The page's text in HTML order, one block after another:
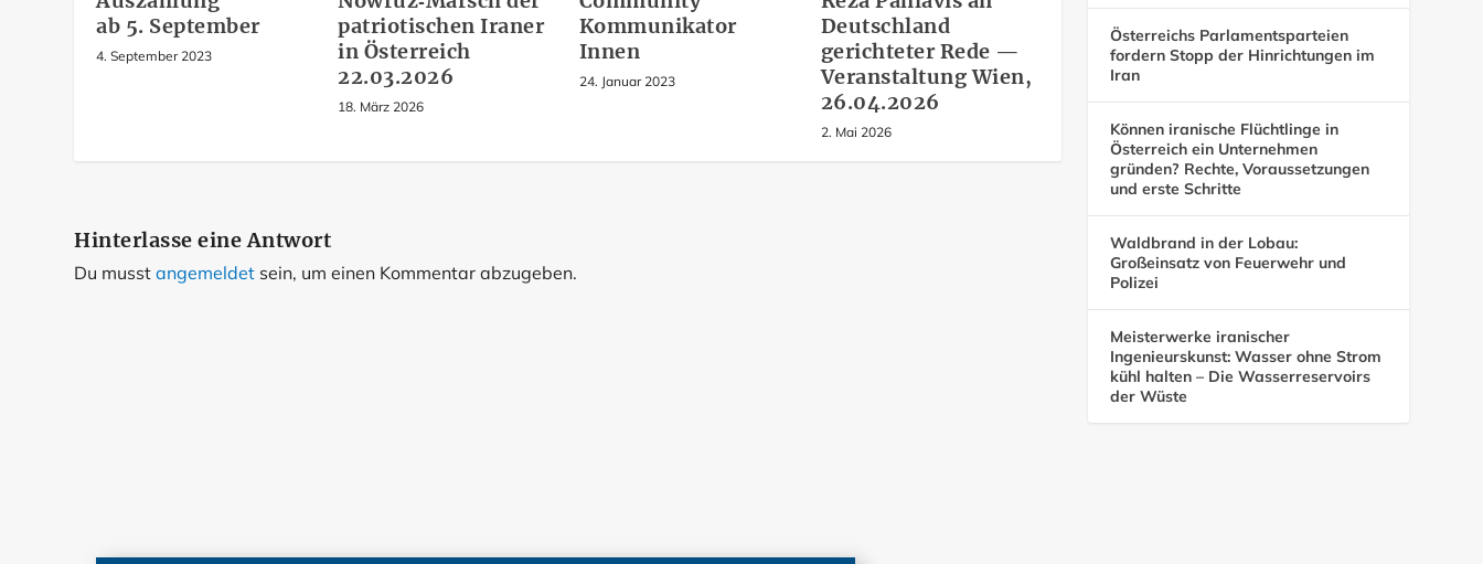
ab 5. September
4. September 2023
patriotischen Iraner
in Österreich
22.03.2026
18. März 2026
Kommunikator
Innen
24. Januar 2023
Deutschland
gerichteter Rede —
Veranstaltung Wien,
26.04.2026
2. Mai 2026
Hinterlasse eine Antwort
Du musstangemeldet sein, um einen Kommentar abzugeben.
Österreichs Parlamentsparteien
fordern Stopp der Hinrichtungen im
Iran
Können iranische Flüchtlinge in
Österreich ein Unternehmen
gründen? Rechte, Voraussetzungen
und erste Schritte
Waldbrand in der Lobau:
Großeinsatz von Feuerwehr und
Polizei
Meisterwerke iranischer
Ingenieurskunst: Wasser ohne Strom
kühl halten – Die Wasserreservoirs
der Wüste